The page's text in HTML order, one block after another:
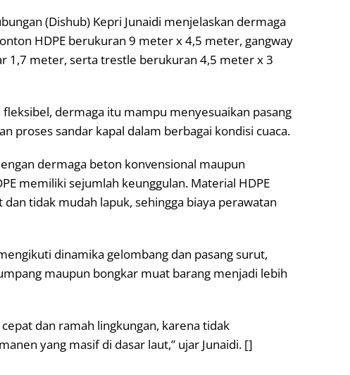
(Dishub) Kepri Junaidi menjelaskan dermaga
HDPE berukuran 9 meter x 4,5 meter, gangway
1,7 meter, serta trestle berukuran 4,5 meter x 3
dermaga itu mampu menyesuaikan pasang
proses sandar kapal dalam berbagai kondisi cuaca.
dermaga beton konvensional maupun
memiliki sejumlah keunggulan. Material HDPE
tidak mudah lapuk, sehingga biaya perawatan
dinamika gelombang dan pasang surut,
maupun bongkar muat barang menjadi lebih
dan ramah lingkungan, karena tidak
yang masif di dasar laut,” ujar Junaidi. []